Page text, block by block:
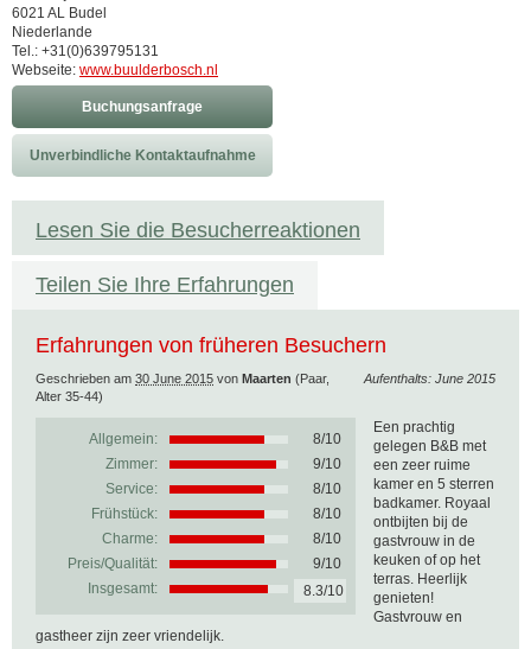
6021 AL Budel
Niederlande
Tel.: +31(0)639795131
Webseite: www.buulderbosch.nl
Buchungsanfrage
Unverbindliche Kontaktaufnahme
Lesen Sie die Besucherreaktionen
Teilen Sie Ihre Erfahrungen
Erfahrungen von früheren Besuchern
Aufenthalts: June 2015
Geschrieben am 30 June 2015 von Maarten (Paar,
Alter 35-44)
Allgemein: 8/10
Zimmer:
9/10
Service:
8/10
Frühstück:
8/10
Charme:
8/10
Preis/Qualität:
9/10
Insgesamt:
8.3/10
Een prachtig
gelegen B&B met
een zeer ruime
kamer en 5 sterren
badkamer. Royaal
ontbijten bij de
gastvrouw in de
keuken of op het
terras. Heerlijk
genieten!
Gastvrouw en
gastheer zijn zeer vriendelijk.